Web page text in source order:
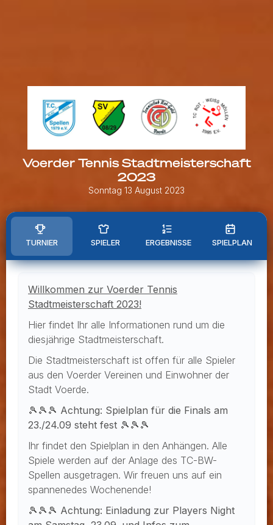
Voerder Tennis Stadtmeisterschaft
2023
Sonntag 13 August 2023
TURNIER SPIELER ERGEBNISSE SPIELPLAN
Willkommen zur Voerder Tennis
Stadtmeisterschaft 2023!
Hier findet Ihr alle Informationen rund um die
diesjährige Stadtmeisterschaft.
Die Stadtmeisterschaft ist offen für alle Spieler
aus den Voerder Vereinen und Einwohner der
Stadt Voerde.
🎾🎾🎾 Achtung: Spielplan für die Finals am
23./24.09 steht fest 🎾🎾🎾
Ihr findet den Spielplan in den Anhängen. Alle
Spiele werden auf der Anlage des TC-BW-
Spellen ausgetragen. Wir freuen uns auf ein
spannenedes Wochenende!
🎾🎾🎾 Achtung: Einladung zur Players Night